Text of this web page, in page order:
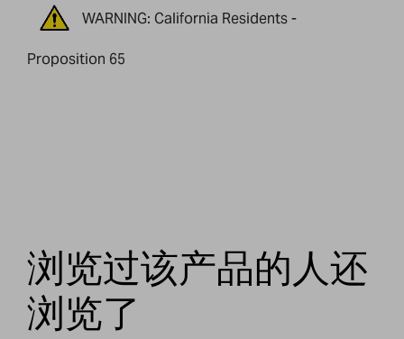
WARNING: California Residents -
Proposition 65
浏览过该产品的人还
浏览了